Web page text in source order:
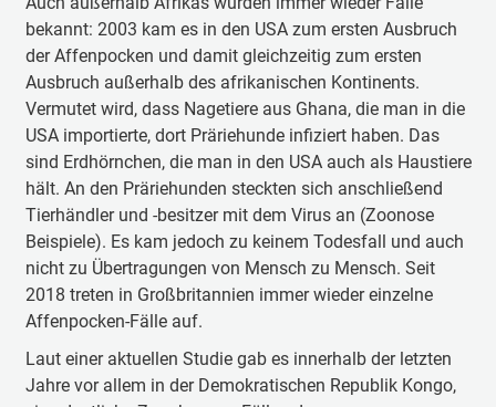
bekannt: 2003 kam es in den USA zum ersten Ausbruch
der Affenpocken und damit gleichzeitig zum ersten
Ausbruch außerhalb des afrikanischen Kontinents.
Vermutet wird, dass Nagetiere aus Ghana, die man in die
USA importierte, dort Präriehunde infiziert haben. Das
sind Erdhörnchen, die man in den USA auch als Haustiere
hält. An den Präriehunden steckten sich anschließend
Tierhändler und -besitzer mit dem Virus an (Zoonose
Beispiele). Es kam jedoch zu keinem Todesfall und auch
nicht zu Übertragungen von Mensch zu Mensch. Seit
2018 treten in Großbritannien immer wieder einzelne
Affenpocken-Fälle auf.
Laut einer aktuellen Studie gab es innerhalb der letzten
Jahre vor allem in der Demokratischen Republik Kongo,